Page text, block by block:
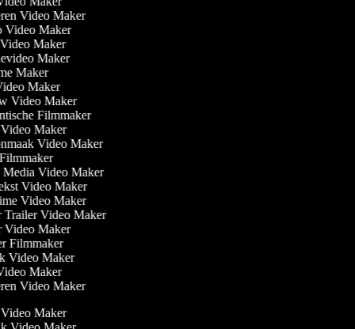
Video Maker
Video Maker
Maker
Maker
Maker
Maker
Video Maker
Filmmaker
Video Maker
Video Maker
Media Video Maker
Video Maker
Video Maker
Trailer Video Maker
Video Maker
Filmmaker
Video Maker
Maker
Video Maker
Maker